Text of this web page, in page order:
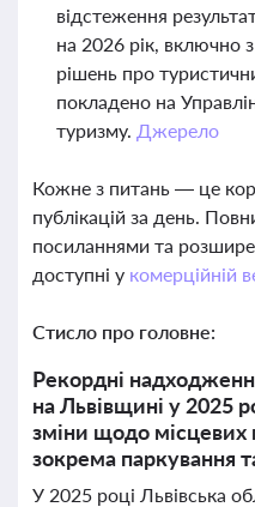
відстеження
на 2026 рік, включно
рішень про
покладено на
туризму. Джерело
Кожне з питань — це
публікацій за день.
посиланнями та
доступні у комерційній
Стисло про головне:
Рекордні
на Львівщині у 2025
зміни щодо місцевих
зокрема паркування
У 2025 році Львівська